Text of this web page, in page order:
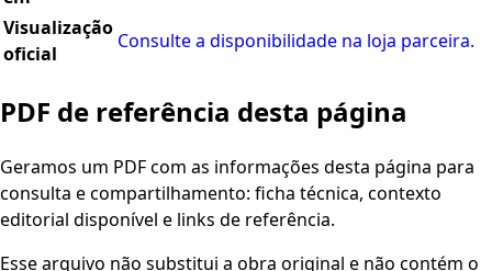
Visualização
oficial
Consulte a disponibilidade na loja parceira.
PDF de referência desta página
Geramos um PDF com as informações desta página para
consulta e compartilhamento: ficha técnica, contexto
editorial disponível e links de referência.
Esse arquivo não substitui a obra original e não contém o